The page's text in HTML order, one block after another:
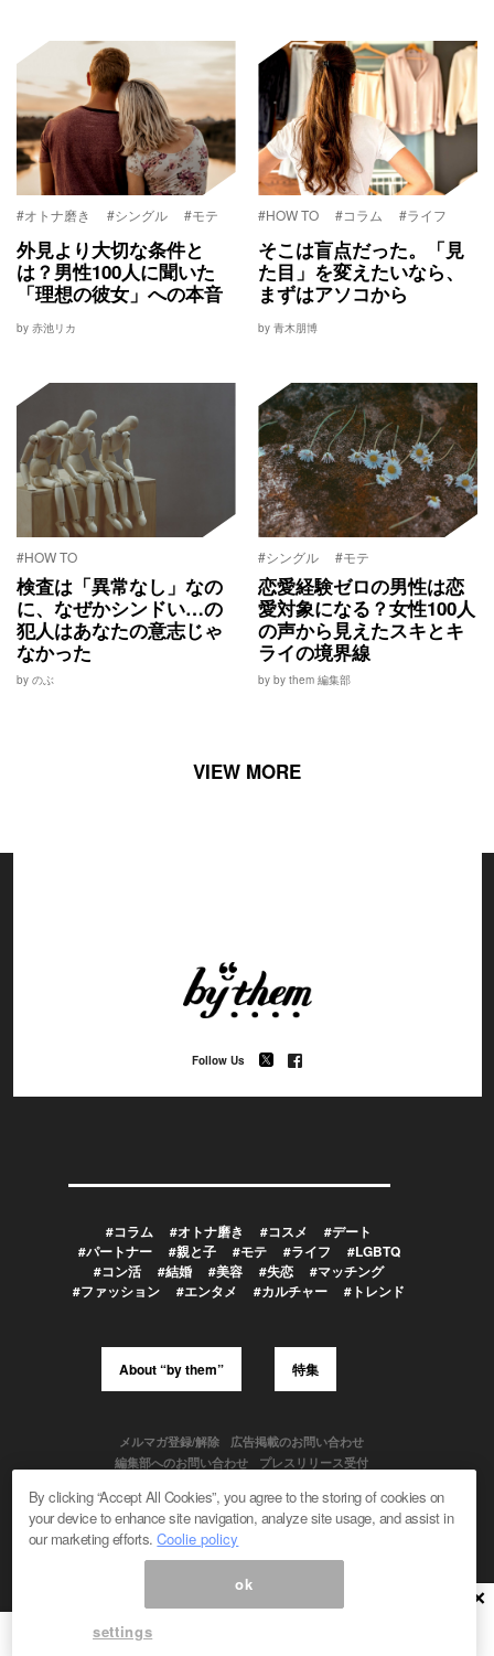
#オトナ磨き #シングル #モテ
外見より大切な条件と
は？男性100人に聞いた
「理想の彼女」への本音
by 赤池リカ
#HOW TO #コラム #ライフ
そこは盲点だった。「見
た目」を変えたいなら、
まずはアソコから
by 青木朋博
#HOW TO
検査は「異常なし」なの
に、なぜかシンドい…の
犯人はあなたの意志じゃ
なかった
by のぶ
#シングル #モテ
恋愛経験ゼロの男性は恋
愛対象になる？女性100人
の声から見えたスキとキ
ライの境界線
by by them 編集部
VIEW MORE
Follow Us
#コラム #オトナ磨き #コスメ
#デート
#パートナー
#親と子 #モテ #ライフ
#LGBTQ
#コン活
#結婚 #美容 #失恋
#マッチング
#ファッション
#エンタメ #カルチャー #トレンド
About “by them” 特集
メルマガ登録/解除
広告掲載のお問い合わせ
編集部へのお問い合わせ
プレスリリース受付
Powered by
© 1999-2026 Magmag, Inc. All Rights Reserved
×
By clicking “Accept All Cookies”, you agree to the storing of cookies on
your device to enhance site navigation, analyze site usage, and assist in
our marketing efforts.Coolie policy
ok
settings